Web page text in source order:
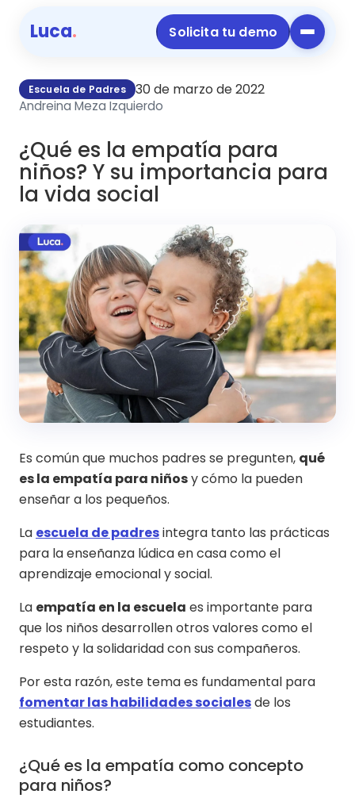
Luca. Solicita tu demo
Escuela de Padres 30 de marzo de 2022
Andreina Meza Izquierdo
¿Qué es la empatía para
niños? Y su importancia para
la vida social
Es común que muchos padres se pregunten, qué
es la empatía para niñosy cómo la pueden
enseñar a los pequeños.
La escuela de padresintegra tanto las prácticas
para la enseñanza lúdica en casa como el
aprendizaje emocional y social.
La empatía en la escuela es importante para
que los niños desarrollen otros valores como el
respeto y la solidaridad con sus compañeros.
Por esta razón, este tema es fundamental para
fomentar las habilidades socialesde los
estudiantes.
¿Qué es la empatía como concepto
para niños?